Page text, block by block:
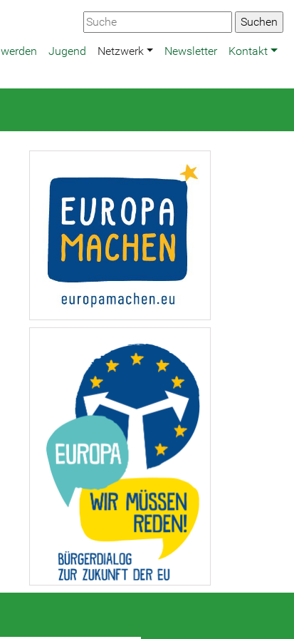
Jugend Netzwerk Newsletter Kontakt